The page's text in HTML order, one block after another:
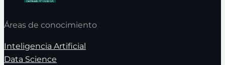
Áreas de conocimiento
Inteligencia Artificial
Data Science